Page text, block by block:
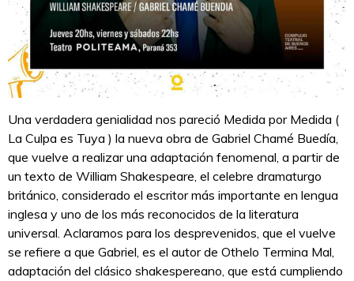
Una verdadera genialidad nos pareció Medida por Medida (
La Culpa es Tuya ) la nueva obra de Gabriel Chamé Buedía,
que vuelve a realizar una adaptación fenomenal, a partir de
un texto de William Shakespeare, el celebre dramaturgo
británico, considerado el escritor más importante en lengua
inglesa y uno de los más reconocidos de la literatura
universal. Aclaramos para los desprevenidos, que el vuelve
se refiere a que Gabriel, es el autor de Othelo Termina Mal,
adaptación del clásico shakespereano, que está cumpliendo